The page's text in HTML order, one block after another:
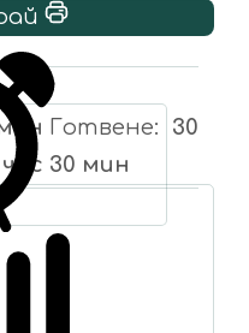
Готвене
30
час 30 мин